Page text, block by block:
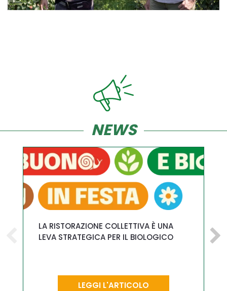
NEWS
LA RISTORAZIONE COLLETTIVA È UNA
LEVA STRATEGICA PER IL BIOLOGICO
LEGGI L'ARTICOLO